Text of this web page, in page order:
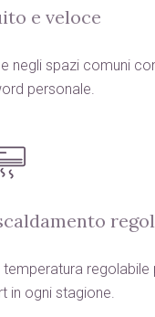
e veloce
negli spazi comuni
personale.
regolabile
in ogni stagione.